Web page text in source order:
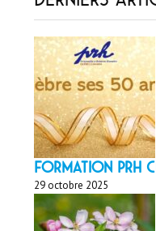
Formation PRH
29 octobre 2025